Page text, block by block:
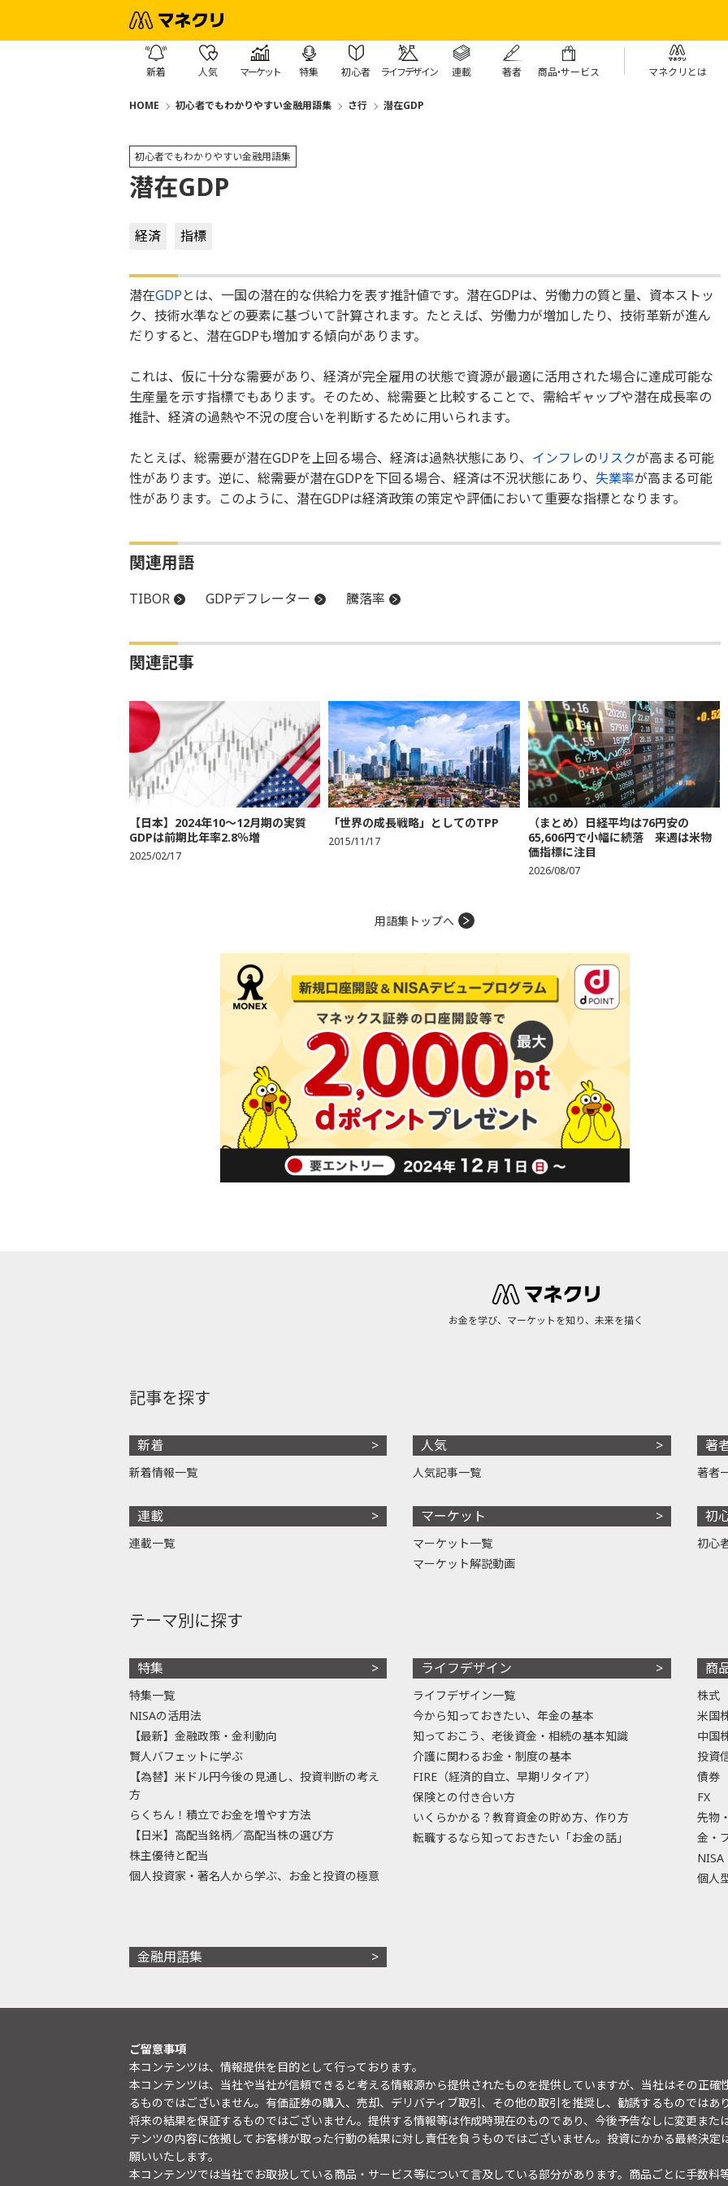
新着 人気 マーケット 特集 初心者 ライフデザイン 連載 著者 商品・サービス マネクリとは
HOME 初心者でもわかりやすい金融用語集 さ行 潜在GDP
初心者でもわかりやすい金融用語集
潜在GDP
経済 指標
潜在GDPとは、一国の潜在的な供給力を表す推計値です。潜在GDPは、労働力の質と量、資本ストッ
ク、技術水準などの要素に基づいて計算されます。たとえば、労働力が増加したり、技術革新が進ん
だりすると、潜在GDPも増加する傾向があります。
これは、仮に十分な需要があり、経済が完全雇用の状態で資源が最適に活用された場合に達成可能な
生産量を示す指標でもあります。そのため、総需要と比較することで、需給ギャップや潜在成長率の
推計、経済の過熱や不況の度合いを判断するために用いられます。
たとえば、総需要が潜在GDPを上回る場合、経済は過熱状態にあり、 インフレのリスクが高まる可能
性があります。逆に、総需要が潜在GDPを下回る場合、経済は不況状態にあり、 失業率が高まる可能
性があります。このように、潜在GDPは経済政策の策定や評価において重要な指標となります。
関連用語
TIBOR GDPデフレーター 騰落率
関連記事
【日本】2024年10～12月期の実質
GDPは前期比年率2.8％増
2025/02/17
「世界の成長戦略」としてのTPP
2015/11/17
（まとめ）日経平均は76円安の
65,606円で小幅に続落 来週は米物
価指標に注目
2026/08/07
用語集トップへ
お金を学び、マーケットを知り、未来を描く
記事を探す
新着
新着情報一覧
連載
連載一覧
人気
人気記事一覧
マーケット
マーケット一覧
マーケット解説動画
著
著者
初
初心
テーマ別に探す
特集
特集一覧
NISAの活用法
【最新】金融政策・金利動向
賢人バフェットに学ぶ
【為替】米ドル円今後の見通し、投資判断の考え
方
らくちん！積立でお金を増やす方法
【日米】高配当銘柄／高配当株の選び方
株主優待と配当
個人投資家・著名人から学ぶ、お金と投資の極意
ライフデザイン
ライフデザイン一覧
今から知っておきたい、年金の基本
知っておこう、老後資金・相続の基本知識
介護に関わるお金・制度の基本
FIRE（経済的自立、早期リタイア）
保険との付き合い方
いくらかかる？教育資金の貯め方、作り方
転職するなら知っておきたい「お金の話」
商
株式
米国
中国
投資
債券
FX
先物
金・
NISA
個人
金融用語集
ご留意事項
本コンテンツは、情報提供を目的として行っております。
本コンテンツは、当社や当社が信頼できると考える情報源から提供されたものを提供していますが、当社はその正
るものではございません。有価証券の購入、売却、デリバティブ取引、その他の取引を推奨し、勧誘するものでは
将来の結果を保証するものではございません。提供する情報等は作成時現在のものであり、今後予告なしに変更また
テンツの内容に依拠してお客様が取った行動の結果に対し責任を負うものではございません。投資にかかる最終決
願いいたします。
本コンテンツでは当社でお取扱している商品・サービス等について言及している部分があります。商品ごとに手数料